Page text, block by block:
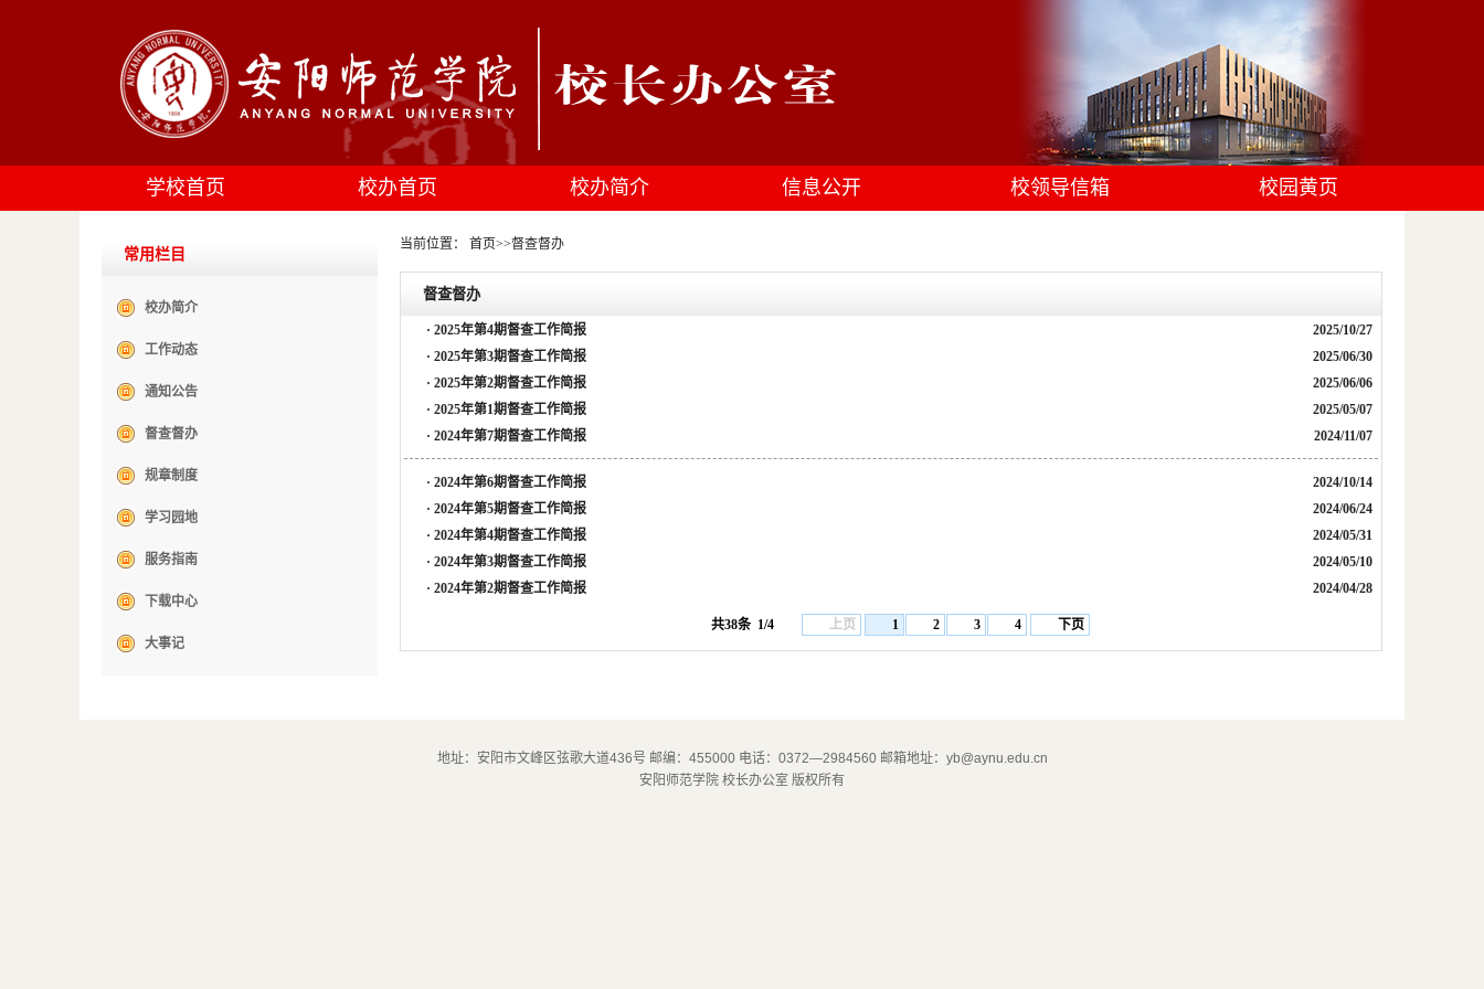
学校首页 校办首页 校办简介 信息公开 校领导信箱 校园黄页
常用栏目
校办简介
工作动态
通知公告
督查督办
规章制度
学习园地
服务指南
下载中心
大事记
当前位置： 首页>>督查督办
督查督办
· 2025年第4期督查工作简报
2025/10/27
· 2025年第3期督查工作简报
2025/06/30
· 2025年第2期督查工作简报
2025/06/06
· 2025年第1期督查工作简报
2025/05/07
· 2024年第7期督查工作简报 2024/11/07
· 2024年第6期督查工作简报
2024/10/14
· 2024年第5期督查工作简报
2024/06/24
· 2024年第4期督查工作简报
2024/05/31
· 2024年第3期督查工作简报
2024/05/10
· 2024年第2期督查工作简报 2024/04/28
共38条 1/4 上页 1 2 3 4 下页
地址：安阳市文峰区弦歌大道436号 邮编：455000 电话：0372—2984560 邮箱地址：yb@aynu.edu.cn
安阳师范学院 校长办公室 版权所有